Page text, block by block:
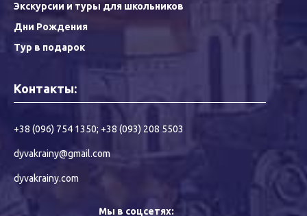
Экскурсии и туры для школьников
Дни Рождения
Тур в подарок
Контакты:
+38 (096) 754 1350; +38 (093) 208 5503
dyvakrainy@gmail.com
dyvakrainy.com
Мы в соцсетях: